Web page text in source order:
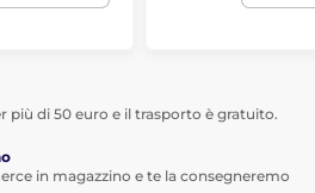
più di 50 euro e il trasporto è gratuito.
in magazzino e te la consegneremo